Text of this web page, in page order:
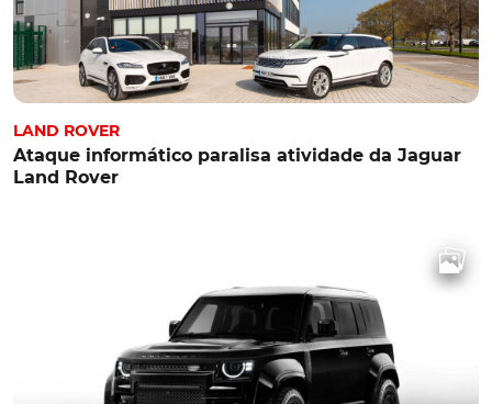
LAND ROVER
Ataque informático paralisa atividade da Jaguar
Land Rover